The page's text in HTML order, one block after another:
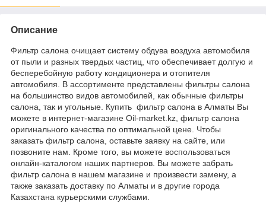
Описание
Фильтр салона очищает систему обдува воздуха автомобиля
от пыли и разных твердых частиц, что обеспечивает долгую и
бесперебойную работу кондиционера и отопителя
автомобиля. В ассортименте представлены фильтры салона
на большинство видов автомобилей, как обычные фильтры
салона, так и угольные. Купить фильтр салона в Алматы Вы
можете в интернет-магазине Oil-market.kz, фильтр салона
оригинального качества по оптимальной цене. Чтобы
заказать фильтр салона, оставьте заявку на сайте, или
позвоните нам. Кроме того, вы можете воспользоваться
онлайн-каталогом наших партнеров. Вы можете забрать
фильтр салона в нашем магазине и произвести замену, а
также заказать доставку по Алматы и в другие города
Казахстана курьерскими службами.